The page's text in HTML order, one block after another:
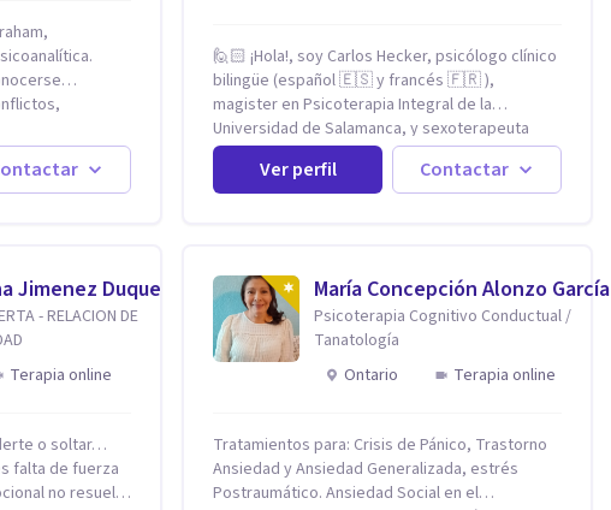
en reconocidas
San
San
como
lo que me
y
🙋🏻 ¡Hola!, soy Carlos Hecker, psicólogo clínico
bilingüe (español 🇪🇸 y francés 🇫🇷 ),
magister en Psicoterapia Integral de la
Universidad de Salamanca, y sexoterapeuta
certificado en Francia. Trabajo con personas
que sienten que algo en su vida dejó de calzar:
ansiedad que se desborda, tristeza que no se
la sexualidad y la identidad que necesitan un
espacio seguro para ser habladas. Mi
orientación teórica integra una mirada
Humanista-Relacional con Terapia Breve, donde
el modo en que te vinculas ocupa un lugar
mi formación en psicoterapia, cuento con
especialización en sexoterapia, por lo que
también acompaño temas de salud sexual,
Ver perfil Contactar
Jimenez Duque
- RELACION DE
Terapia online
o soltar…
falta de fuerza
no resuelta
María Concepción Alonzo García
Psicoterapia Cognitivo Conductual /
Tanatología
Ontario
Terapia online
Tratamientos para: Crisis de Pánico, Trastorno
Ansiedad y Ansiedad Generalizada, estrés
Postraumático. Ansiedad Social en el